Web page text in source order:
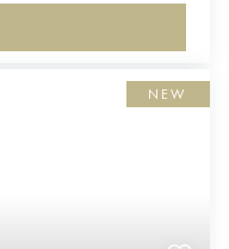
NEW